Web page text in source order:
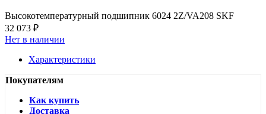
Высокотемпературный подшипник 6024 2Z/VA208 SKF
32 073 ₽
Нет в наличии
Характеристики
Покупателям
Как купить
Доставка